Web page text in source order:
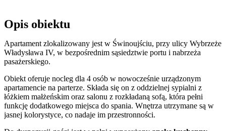
Opis obiektu
Apartament zlokalizowany jest w Świnoujściu, przy ulicy Wybrzeże
Władysława IV, w bezpośrednim sąsiedztwie portu i nabrzeża
pasażerskiego.
Obiekt oferuje nocleg dla 4 osób w nowocześnie urządzonym
apartamencie na parterze. Składa się on z oddzielnej sypialni z
łóżkiem małżeńskim oraz salonu z rozkładaną sofą, która pełni
funkcję dodatkowego miejsca do spania. Wnętrza utrzymane są w
jasnej kolorystyce, co nadaje im przestronności.